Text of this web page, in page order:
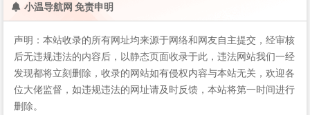
小温导航网 免责申明
声明：本站收录的所有网址均来源于网络和网友自主提交，经审核
后无违规违法的内容后，以静态页面收录于此，违法网站我们一经
发现都将立刻删除，收录的网站如有侵权内容与本站无关，欢迎各
位大佬监督，如违规违法的网址请及时反馈，本站将第一时间进行
删除。